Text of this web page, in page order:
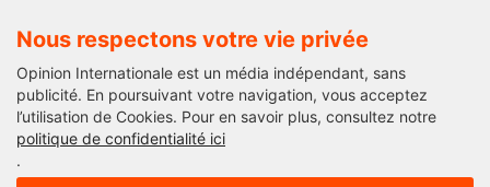
Nous respectons votre vie privée
Opinion Internationale est un média indépendant, sans
publicité. En poursuivant votre navigation, vous acceptez
l’utilisation de Cookies. Pour en savoir plus, consultez notre
politique de confidentialité ici
.
Afriques demain